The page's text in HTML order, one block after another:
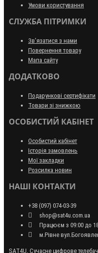
Умови користування
СЛУЖБА ПІТРИМКИ
Зв’язатися з нами
Повернення товару
Мапа сайту
ДОДАТКОВО
Подарункові сертифікати
Товари зі знижкою
ОСОБИСТИЙ КАБІНЕТ
Особистий кабінет
Історія замовлень
Мої закладки
Розсилка новин
НАШІ КОНТАКТИ
+38 (097) 074-03-39
shop@sat4u.com.ua
Працюєм з 09:00 до
м.Рівне
SAT4U, Сучасне цифрове